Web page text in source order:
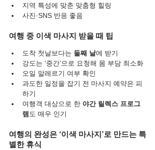
지역 특성에 맞춘 맞춤형 힐링
사진·SNS 반응 좋음
여행 중 이색 마사지 받을 때 팁
도착 첫날보다는 둘째 날에 받기
강도는 ‘중간’으로 요청해 몸 부담 최소화
오일 알레르기 여부 확인
과도한 일정을 잡기 전 마사지 예약은 피
하기
여행객 대상으로 한 야간 릴렉스 프로그
램 도 매우 인기
여행의 완성은 ‘이색 마사지’로 만드는 특
별한 휴식